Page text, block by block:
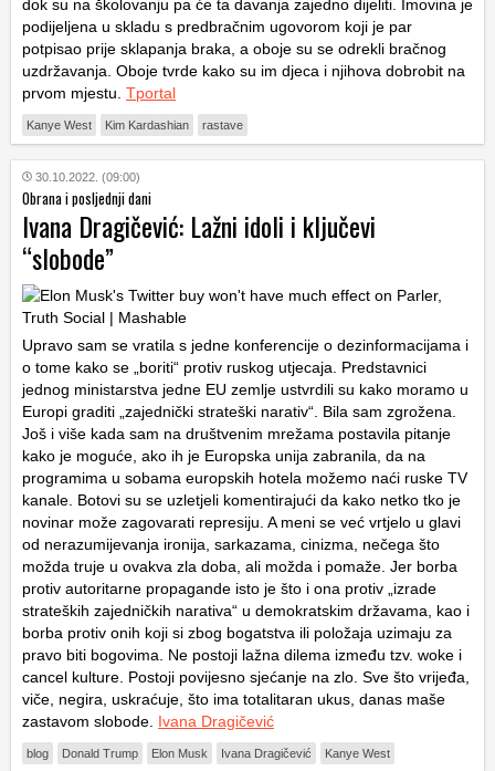
dok su na školovanju pa će ta davanja zajedno dijeliti. Imovina je
podijeljena u skladu s predbračnim ugovorom koji je par
potpisao prije sklapanja braka, a oboje su se odrekli bračnog
uzdržavanja. Oboje tvrde kako su im djeca i njihova dobrobit na
prvom mjestu. Tportal
Kanye West Kim Kardashian rastave
30.10.2022. (09:00)
Obrana i posljednji dani
Ivana Dragičević: Lažni idoli i ključevi
“slobode”
Upravo sam se vratila s jedne konferencije o dezinformacijama i
o tome kako se „boriti“ protiv ruskog utjecaja. Predstavnici
jednog ministarstva jedne EU zemlje ustvrdili su kako moramo u
Europi graditi „zajednički strateški narativ“. Bila sam zgrožena.
Još i više kada sam na društvenim mrežama postavila pitanje
kako je moguće, ako ih je Europska unija zabranila, da na
programima u sobama europskih hotela možemo naći ruske TV
kanale. Botovi su se uzletjeli komentirajući da kako netko tko je
novinar može zagovarati represiju. A meni se već vrtjelo u glavi
od nerazumijevanja ironija, sarkazama, cinizma, nečega što
možda truje u ovakva zla doba, ali možda i pomaže. Jer borba
protiv autoritarne propagande isto je što i ona protiv „izrade
strateških zajedničkih narativa“ u demokratskim državama, kao i
borba protiv onih koji si zbog bogatstva ili položaja uzimaju za
pravo biti bogovima. Ne postoji lažna dilema između tzv. woke i
cancel kulture. Postoji povijesno sjećanje na zlo. Sve što vrijeđa,
viče, negira, uskraćuje, što ima totalitaran ukus, danas maše
zastavom slobode. Ivana Dragičević
blog Donald Trump Elon Musk Ivana Dragičević Kanye West